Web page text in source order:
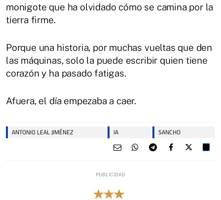
monigote que ha olvidado cómo se camina por la
tierra firme.
Porque una historia, por muchas vueltas que den
las máquinas, solo la puede escribir quien tiene
corazón y ha pasado fatigas.
Afuera, el día empezaba a caer.
ANTONIO LEAL JIMÉNEZ IA SANCHO